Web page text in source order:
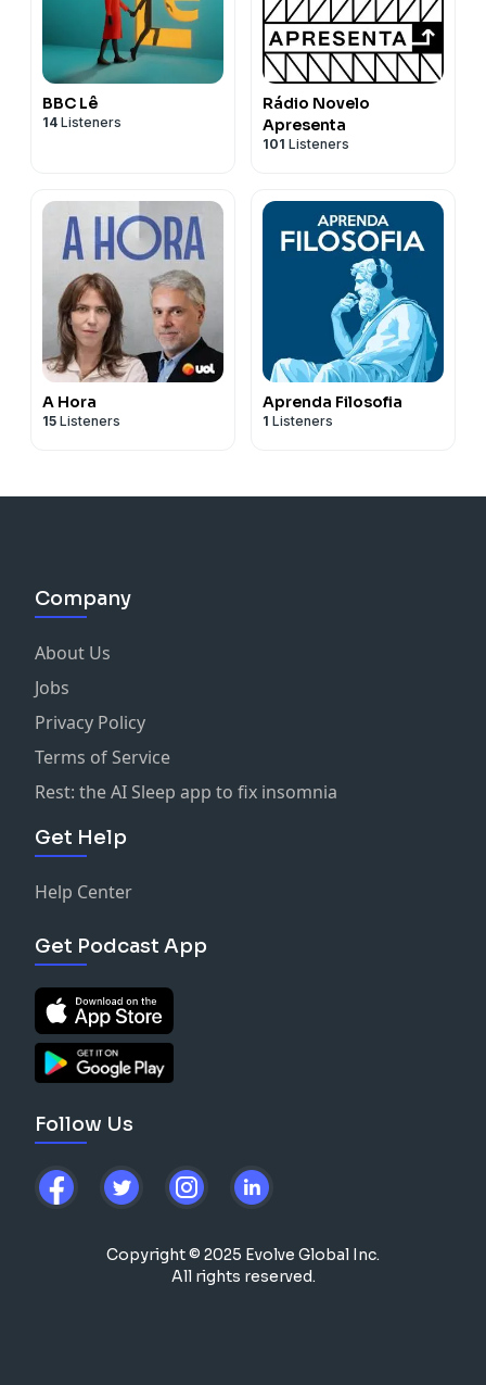
BBC Lê
14 Listeners
Rádio Novelo
Apresenta
101 Listeners
A Hora
15 Listeners
Aprenda Filosofia
1 Listeners
Company
About Us
Jobs
Privacy Policy
Terms of Service
Rest: the AI Sleep app to fix insomnia
Get Help
Help Center
Get Podcast App
Follow Us
Copyright © 2025 Evolve Global Inc.
All rights reserved.